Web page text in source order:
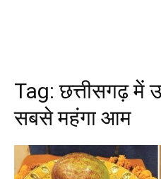
Tag:छत्तीसगढ़ में
सबसे महंगा आम